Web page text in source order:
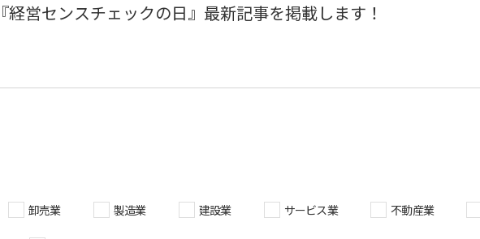
営センスチェックの日』最新記事を掲載します！
卸売業 製造業 建設業 サービス業 不動産業